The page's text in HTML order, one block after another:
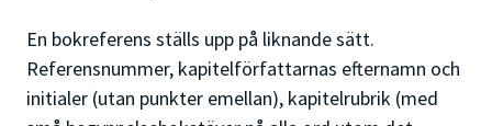
En bokreferens ställs upp på liknande sätt.
Referensnummer, kapitelförfattarnas efternamn och
initialer (utan punkter emellan), kapitelrubrik (med